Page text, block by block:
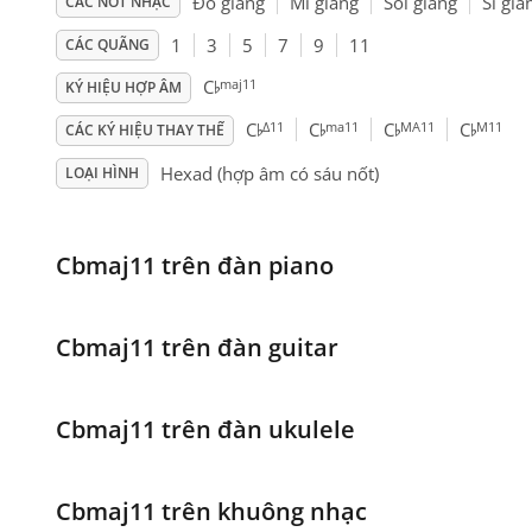
CÁC QUÃNG 1 3 5 7 9 11
KÝ HIỆU HỢP ÂM C♭maj11
CÁC KÝ HIỆU THAY THẾ C♭Δ11 C♭ma11 C♭MA11 C♭M11
LOẠI HÌNH Hexad (hợp âm có sáu nốt)
Cbmaj11 trên đàn piano
Cbmaj11 trên đàn guitar
Cbmaj11 trên đàn ukulele
Cbmaj11 trên khuông nhạc